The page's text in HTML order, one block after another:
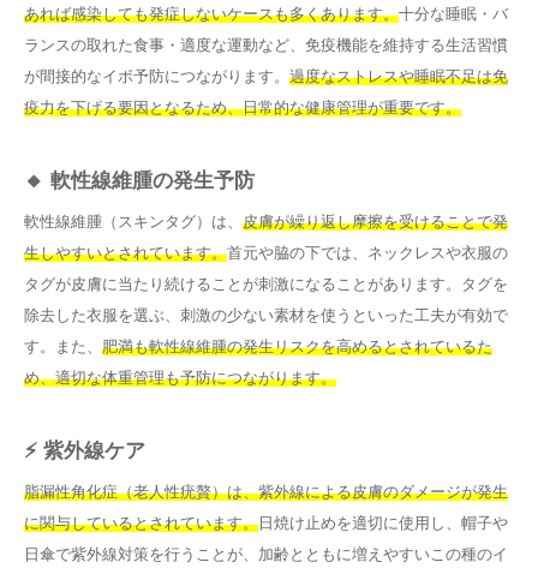
あれば感染しても発症しないケースも多くあります。十分な睡眠・バ
ランスの取れた食事・適度な運動など、免疫機能を維持する生活習慣
が間接的なイボ予防につながります。 過度なストレスや睡眠不足は免
疫力を下げる要因となるため、日常的な健康管理が重要です。
🔸 軟性線維腫の発生予防
軟性線維腫（スキンタグ）は、 皮膚が繰り返し摩擦を受けることで発
生しやすいとされています。首元や脇の下では、ネックレスや衣服の
タグが皮膚に当たり続けることが刺激になることがあります。タグを
除去した衣服を選ぶ、刺激の少ない素材を使うといった工夫が有効で
す。また、 肥満も軟性線維腫の発生リスクを高めるとされているた
め、適切な体重管理も予防につながります。
⚡ 紫外線ケア
脂漏性角化症（老人性疣贅）は、紫外線による皮膚のダメージが発生
に関与しているとされています。日焼け止めを適切に使用し、帽子や
日傘で紫外線対策を行うことが、加齢とともに増えやすいこの種のイ